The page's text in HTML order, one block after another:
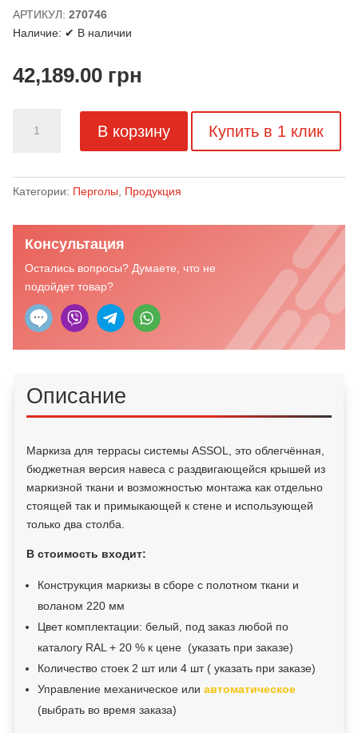
АРТИКУЛ: 270746
Наличие: ✔ В наличии
42,189.00грн
товара
террасы
В корзину Купить в 1 клик
Категории: Перголы, Продукция
Консультация
Остались вопросы? Думаете, что не
подойдет товар?
Описание
Маркиза для террасы системы ASSOL, это облегчённая,
бюджетная версия навеса с раздвигающейся крышей из
маркизной ткани и возможностью монтажа как отдельно
стоящей так и примыкающей к стене и использующей
только два столба.
В стоимость входит:
Конструкция маркизы в сборе с полотном ткани и
воланом 220 мм
Цвет комплектации: белый, под заказ любой по
каталогу RAL + 20 % к цене (указать при заказе)
Количество стоек 2 шт или 4 шт ( указать при заказе)
Управление механическое или автоматическое
(выбрать во время заказа)